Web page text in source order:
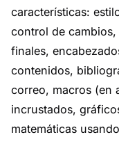
características:
control de
finales,
contenidos,
correo, macros (en
incrustados,
matemáticas